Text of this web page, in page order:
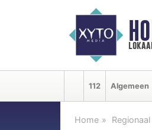
112 Algemeen
Home Regionaal